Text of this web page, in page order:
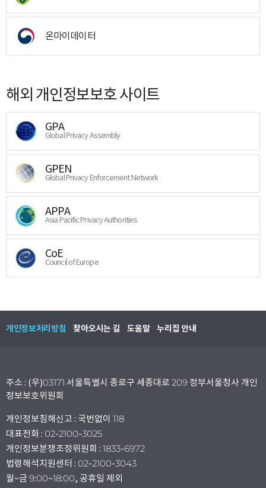
온마이데이터
해외 개인정보보호 사이트
GPA
Global Privacy Assembly
GPEN
Global Privacy Enforcement Network
APPA
Asia Pacific Privacy Authorities
CoE
Council of Europe
개인정보처리방침 찾아오시는 길 도움말 누리집 안내
주소 : (우)03171 서울특별시 종로구 세종대로 209 정부서울청사 개인
정보보호위원회
개인정보침해신고 : 국번없이 118
대표전화 : 02-2100-3025
개인정보분쟁조정위원회 : 1833-6972
법령해석지원센터 : 02-2100-3043
월~금 9:00~18:00, 공휴일 제외